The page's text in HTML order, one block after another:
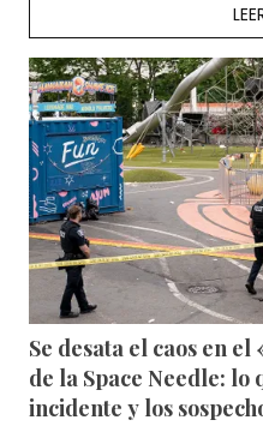
Se desata el caos en
de la Space Needle: lo
incidente y los